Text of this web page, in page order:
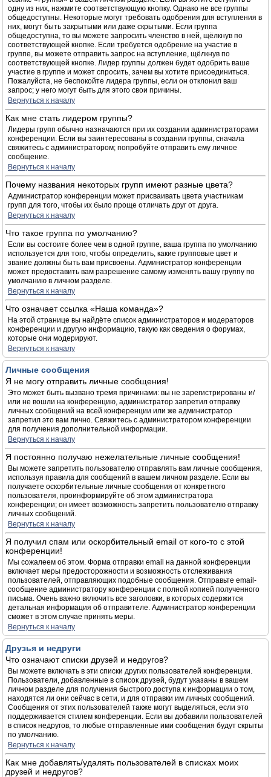
одну из них, нажмите соответствующую кнопку. Однако не все группы
общедоступны. Некоторые могут требовать одобрения для вступления в
них, могут быть закрытыми или даже скрытыми. Если группа
общедоступна, то вы можете запросить членство в ней, щёлкнув по
соответствующей кнопке. Если требуется одобрение на участие в
группе, вы можете отправить запрос на вступление, щёлкнув по
соответствующей кнопке. Лидер группы должен будет одобрить ваше
участие в группе и может спросить, зачем вы хотите присоединиться.
Пожалуйста, не беспокойте лидера группы, если он отклонил ваш
запрос; у него могут быть для этого свои причины.
Вернуться к началу
Как мне стать лидером группы?
Лидеры групп обычно назначаются при их создании администраторами
конференции. Если вы заинтересованы в создании группы, сначала
свяжитесь с администратором; попробуйте отправить ему личное
сообщение.
Вернуться к началу
Почему названия некоторых групп имеют разные цвета?
Администратор конференции может присваивать цвета участникам
групп для того, чтобы их было проще отличать друг от друга.
Вернуться к началу
Что такое группа по умолчанию?
Если вы состоите более чем в одной группе, ваша группа по умолчанию
используется для того, чтобы определить, какие групповые цвет и
звание должны быть вам присвоены. Администратор конференции
может предоставить вам разрешение самому изменять вашу группу по
умолчанию в личном разделе.
Вернуться к началу
Что означает ссылка «Наша команда»?
На этой странице вы найдёте список администраторов и модераторов
конференции и другую информацию, такую как сведения о форумах,
которые они модерируют.
Вернуться к началу
Личные сообщения
Я не могу отправить личные сообщения!
Это может быть вызвано тремя причинами: вы не зарегистрированы и/
или не вошли на конференцию, администратор запретил отправку
личных сообщений на всей конференции или же администратор
запретил это вам лично. Свяжитесь с администратором конференции
для получения дополнительной информации.
Вернуться к началу
Я постоянно получаю нежелательные личные сообщения!
Вы можете запретить пользователю отправлять вам личные сообщения,
используя правила для сообщений в вашем личном разделе. Если вы
получаете оскорбительные личные сообщения от конкретного
пользователя, проинформируйте об этом администратора
конференции; он имеет возможность запретить пользователю отправку
личных сообщений.
Вернуться к началу
Я получил спам или оскорбительный email от кого-то с этой
конференции!
Мы сожалеем об этом. Форма отправки email на данной конференции
включает меры предосторожности и возможность отслеживания
пользователей, отправляющих подобные сообщения. Отправьте email-
сообщение администратору конференции с полной копией полученного
письма. Очень важно включить все заголовки, в которых содержится
детальная информация об отправителе. Администратор конференции
сможет в этом случае принять меры.
Вернуться к началу
Друзья и недруги
Что означают списки друзей и недругов?
Вы можете включать в эти списки других пользователей конференции.
Пользователи, добавленные в список друзей, будут указаны в вашем
личном разделе для получения быстрого доступа к информации о том,
находятся ли они сейчас в сети, и для отправки им личных сообщений.
Сообщения от этих пользователей также могут выделяться, если это
поддерживается стилем конференции. Если вы добавили пользователей
в список недругов, то любые отправленные ими сообщения будут скрыты
по умолчанию.
Вернуться к началу
Как мне добавлять/удалять пользователей в списках моих
друзей и недругов?